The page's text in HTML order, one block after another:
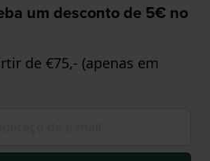
um desconto de 5€ no
de €75,- (apenas em